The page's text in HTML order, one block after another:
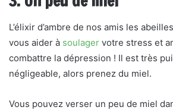
L’élixir d’ambre de nos amis les
vous aider à soulager votre stress et
combattre la dépression ! Il est très
négligeable, alors prenez du miel.
Vous pouvez verser un peu de miel